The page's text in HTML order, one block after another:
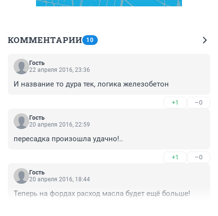
КОММЕНТАРИИ 10
Гость
22 апреля 2016, 23:36
И название то дура тек, логика железобетон
+1 –0
Гость
20 апреля 2016, 22:59
пересадка произошла удачно!..
+1 –0
Гость
20 апреля 2016, 18:44
Теперь на фордах расход масла будет ещё больше!